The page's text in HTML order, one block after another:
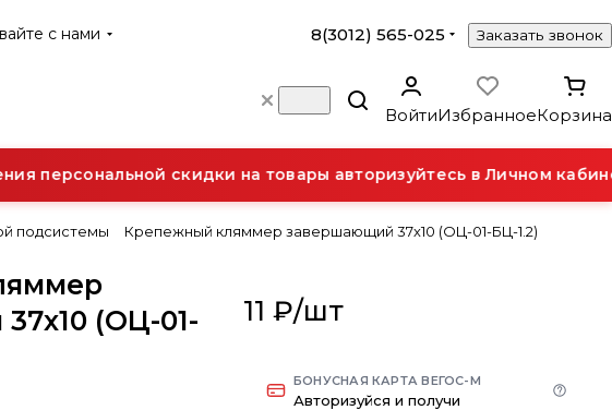
с нами 8(3012) 565-025 Заказать звонок
ВойтиИзбранноеКорзина
персональной скидки на товары авторизуйтесь в Личном
подсистемы Крепежный кляммер завершающий 37х10 (ОЦ-01-БЦ-1.2)
(ОЦ-01-
11 ₽/шт
БОНУСНАЯ КАРТА ВЕГОС-М
Авторизуйся и получи